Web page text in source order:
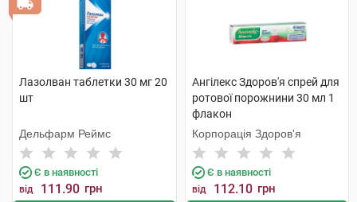
Лазолван таблетки 30 мг 20
шт
Дельфарм Реймс
Є в наявності
від 111.90 грн
Ангілекс Здоров'я спрей для
ротової порожнини 30 мл 1
флакон
Корпорація Здоров'я
Є в наявності
від 112.10 грн